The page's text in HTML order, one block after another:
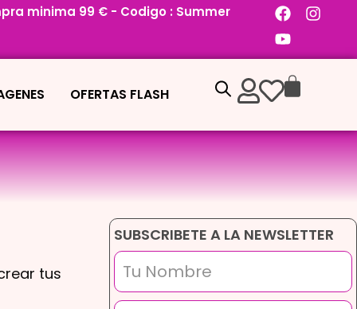
minima 99 € - Codigo : Summer
OFERTAS FLASH
tus
SUBSCRIBETE A LA NEWSLETTER